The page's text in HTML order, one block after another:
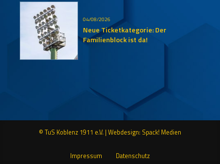
04/08/2026
Neue Ticketkategorie: Der
Familienblock ist da!
© TuS Koblenz 1911 e.V. | Webdesign: Spack! Medien
Impressum Datenschutz